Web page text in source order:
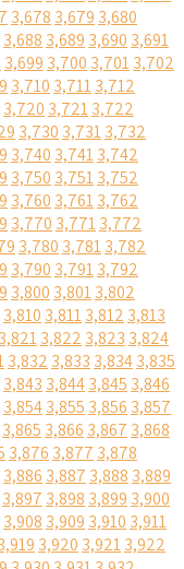
3,678 3,679 3,680
3,688 3,689 3,690 3,691
3,699 3,700 3,7013,702
3,710 3,7113,712
3,720 3,7213,722
3,730 3,7313,732
3,740 3,7413,742
3,750 3,7513,752
3,760 3,7613,762
3,770 3,7713,772
3,780 3,7813,782
3,790 3,7913,792
3,800 3,8013,802
3,810 3,8113,812 3,813
3,8213,822 3,823 3,824
3,832 3,833 3,8343,835
3,843 3,8443,845 3,846
3,8543,855 3,856 3,857
3,865 3,866 3,867 3,868
3,876 3,877 3,878
3,886 3,887 3,888 3,889
3,897 3,898 3,899 3,900
3,908 3,909 3,910 3,911
3,920 3,9213,922